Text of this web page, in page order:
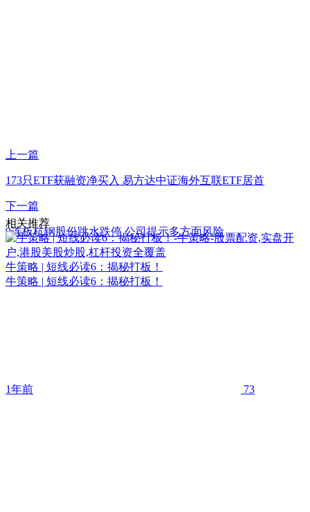
上一篇
173只ETF获融资净买入 易方达中证海外互联ETF居首
下一篇
9连板杭钢股份跳水跌停 公司提示多方面风险
相关推荐
牛策略 | 短线必读6：揭秘打板！
牛策略 | 短线必读6：揭秘打板！
1年前 73